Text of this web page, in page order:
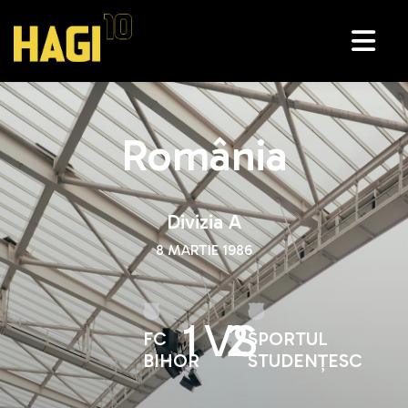
România
Divizia A
8 MARTIE 1986
FC
BIHOR
1VS
2SPORTUL
STUDENȚESC